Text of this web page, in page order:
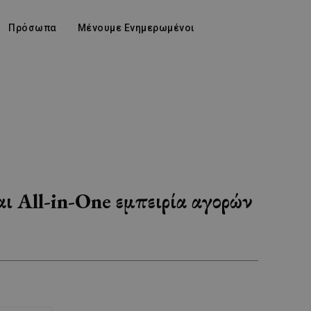
Πρόσωπα Μένουμε Ενημερωμένοι
All-in-One εμπειρία αγορών